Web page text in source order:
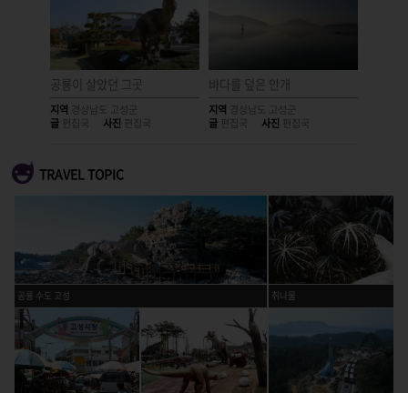
공룡이 살았던 그곳
지역 경상남도 고성군
글 편집국 사진 편집국
바다를 덮은 안개
지역 경상남도 고성군
글 편집국 사진 편집국
TRAVEL TOPIC
공룡 수도 고성 취나물